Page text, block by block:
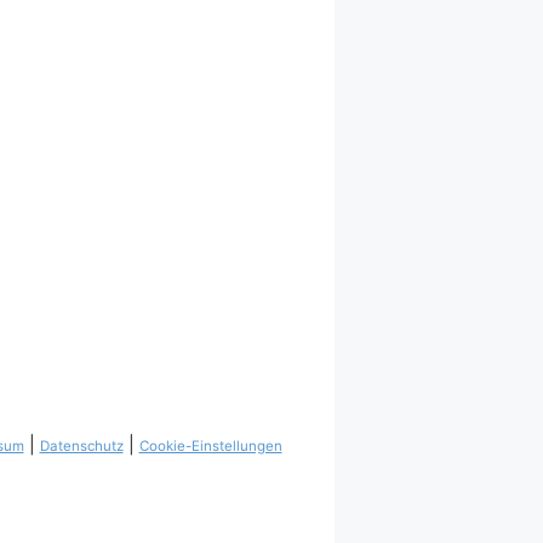
| Datenschutz| Cookie-Einstellungen